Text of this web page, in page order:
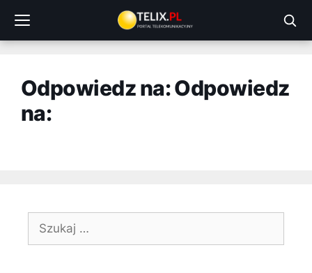
treści
Odpowiedz na: Odpowiedz
na:
Szukaj: